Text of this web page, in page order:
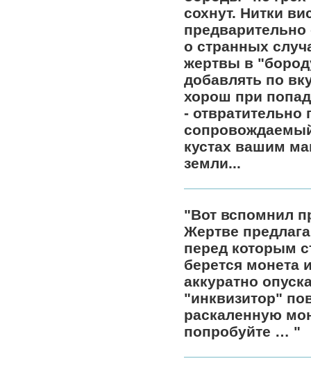
сохнут. Нитки
о странных
жертвы в
добавлять по
хорош при
-
кустах вашим
земли...
"Вот вспомнил
Жертве
перед которым
берется монета
аккуратно
"инквизитор"
раскаленную
попробуйте … "